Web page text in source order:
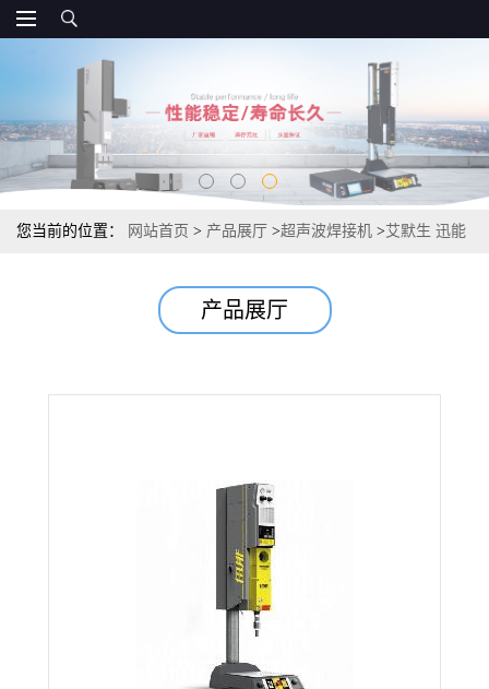
您当前的位置： 网站首页 > 产品展厅 >超声波焊接机 >艾默生 迅能
产品展厅